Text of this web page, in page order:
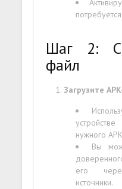
Шаг 2:
файл
Загрузите
нужного
Вы
его
источники.